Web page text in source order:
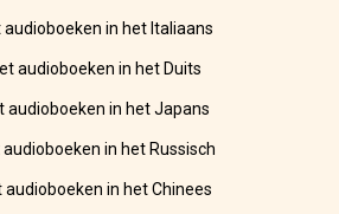
audioboeken in het Italiaans
audioboeken in het Duits
audioboeken in het Japans
in het Russisch
audioboeken in het Chinees